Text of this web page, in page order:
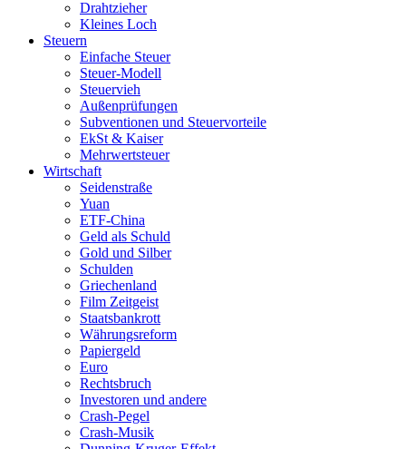
Drahtzieher
Kleines Loch
Steuern
Einfache Steuer
Steuer-Modell
Steuervieh
Außenprüfungen
Subventionen und Steuervorteile
EkSt & Kaiser
Mehrwertsteuer
Wirtschaft
Seidenstraße
Yuan
ETF-China
Geld als Schuld
Gold und Silber
Schulden
Griechenland
Film Zeitgeist
Staatsbankrott
Währungsreform
Papiergeld
Euro
Rechtsbruch
Investoren und andere
Crash-Pegel
Crash-Musik